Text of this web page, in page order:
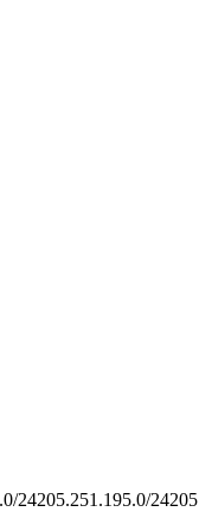
24205.251.195.0/